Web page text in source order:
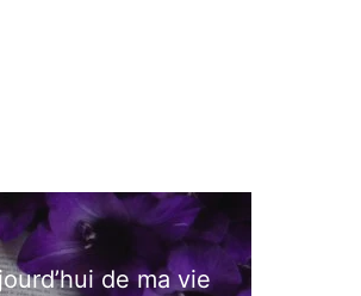
de ma vie